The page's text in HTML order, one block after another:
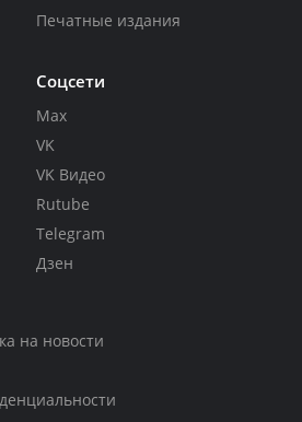
Печатные издания
Соцсети
Max
VK
VK Видео
Rutube
Telegram
Дзен
на новости